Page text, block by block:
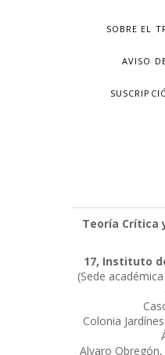
SOBRE EL
AVISO
Teoría Crítica
17, Instituto
(Sede
Colonia
Alvaro Obregón,